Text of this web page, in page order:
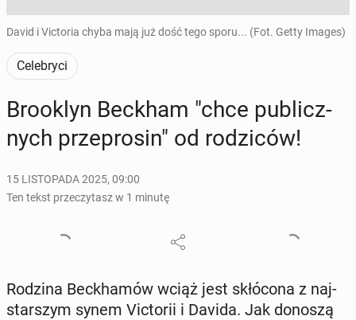
David i Victoria chyba mają już dość tego sporu... (Fot. Getty Images)
Celebryci
Bro­oklyn Beckham "chce pu­blicz­
nych prze­pro­sin" od ro­dzi­ców!
15 LISTOPADA 2025, 09:00
Ten tekst przeczytasz w 1 minutę
Rodzina Bec­kha­mów wciąż jest skłó­co­na z naj­
star­szym synem Vic­to­rii i Davida. Jak donoszą